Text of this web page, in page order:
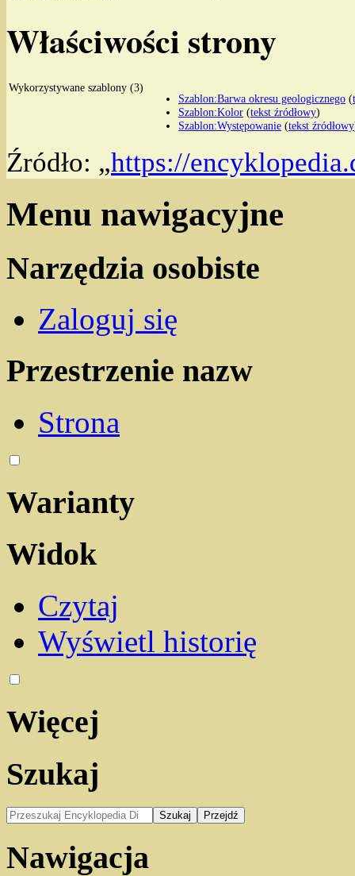
Właściwości strony
Wykorzystywane szablony (3)
Szablon:Barwa okresu geologicznego (
Szablon:Kolor (tekst źródłowy)
Szablon:Występowanie (tekst źródłowy
Źródło: „https://
Menu nawigacyjne
Narzędzia osobiste
Zaloguj się
Przestrzenie nazw
Strona
Warianty
Widok
Czytaj
Wyświetl historię
Więcej
Szukaj
Nawigacja